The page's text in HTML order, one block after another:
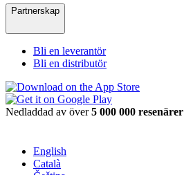
Partnerskap
Bli en leverantör
Bli en distributör
Nedladdad av över5 000 000 resenärer
English
Català